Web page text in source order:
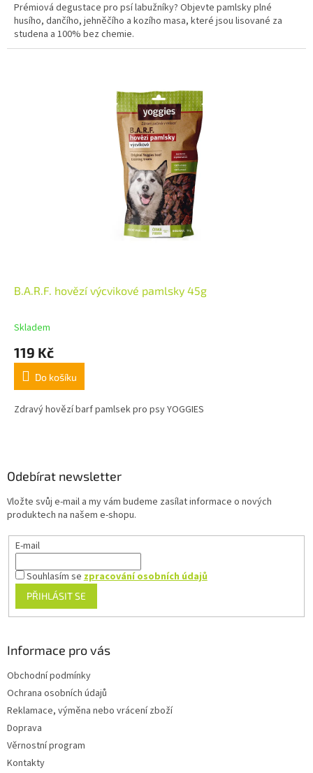
Prémiová degustace pro psí labužníky? Objevte pamlsky plné
husího, dančího, jehněčího a kozího masa, které jsou lisované za
studena a 100% bez chemie.
B.A.R.F. hovězí výcvikové pamlsky 45g
Skladem
119 Kč
Do košíku
Zdravý hovězí barf pamlsek pro psy YOGGIES
Odebírat newsletter
Vložte svůj e-mail a my vám budeme zasílat informace o nových
produktech na našem e-shopu.
E-mail
Souhlasím sezpracování osobních údajů
PŘIHLÁSIT SE
Informace pro vás
Obchodní podmínky
Ochrana osobních údajů
Reklamace, výměna nebo vrácení zboží
Doprava
Věrnostní program
Kontakty